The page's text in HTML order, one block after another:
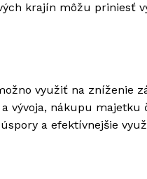
krajín môžu priniesť
využiť na zníženie
vývoja, nákupu majetku
a efektívnejšie